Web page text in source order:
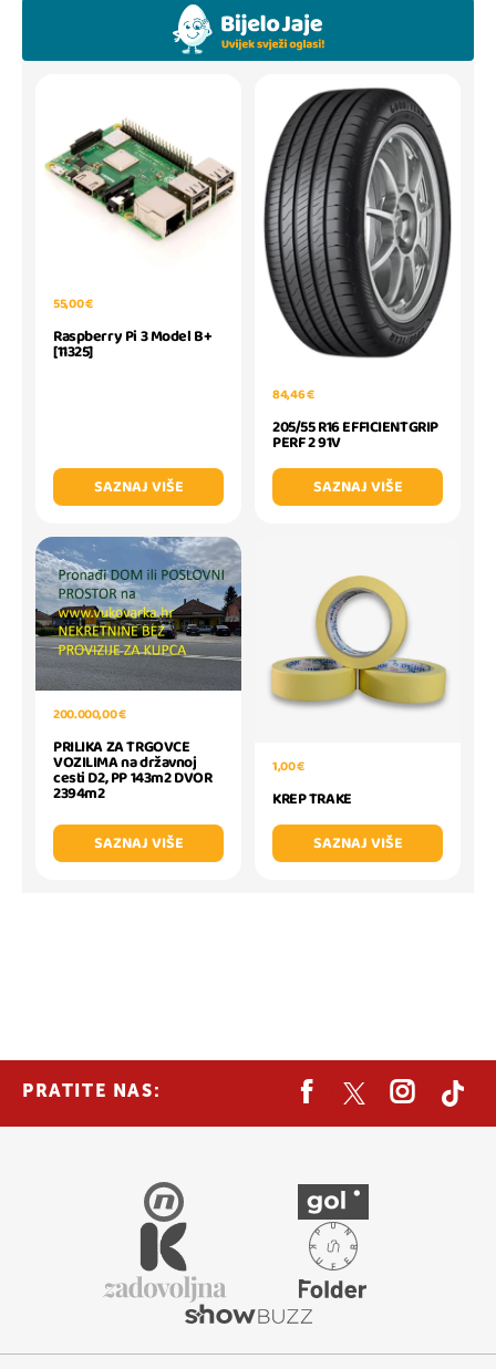
55,00 €
Raspberry Pi 3 Model B+
[11325]
SAZNAJ VIŠE
84,46 €
205/55 R16 EFFICIENTGRIP
PERF 2 91V
SAZNAJ VIŠE
200.000,00 €
PRILIKA ZA TRGOVCE
VOZILIMA na državnoj
cesti D2, PP 143m2 DVOR
2394m2
SAZNAJ VIŠE
1,00 €
KREP TRAKE
SAZNAJ VIŠE
PRATITE NAS: